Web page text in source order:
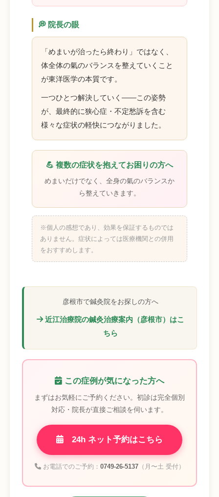
💭 院長の眼
「めまいが治ったら終わり」ではなく、
体全体の氣のバランスを整えていくこと
が東洋医学の本質です。
一つひとつ解決していく——この姿勢
が、最終的に狭心症・不定愁訴を含む
様々な症状の軽快につながりました。
💪 複数の症状を抱えてお困りの方へ
めまいだけでなく、全身の氣のバランスか
ら整えていきます。
※個人の感想であり、効果を保証するものでは
ありません。症状によっては医療機関との併用
をおすすめします。
彦根市で鍼灸院をお探しの方へ
近江治療院の鍼灸治療案内（彦根市）はこ
ちら
この症例が気になった方へ
まずはお気軽にご予約ください。初診は完全個別
対応・院長が直接ご相談を伺います。
24h ネット予約はこちら
お電話でのご予約： 0749-26-5137（月〜土 受付）